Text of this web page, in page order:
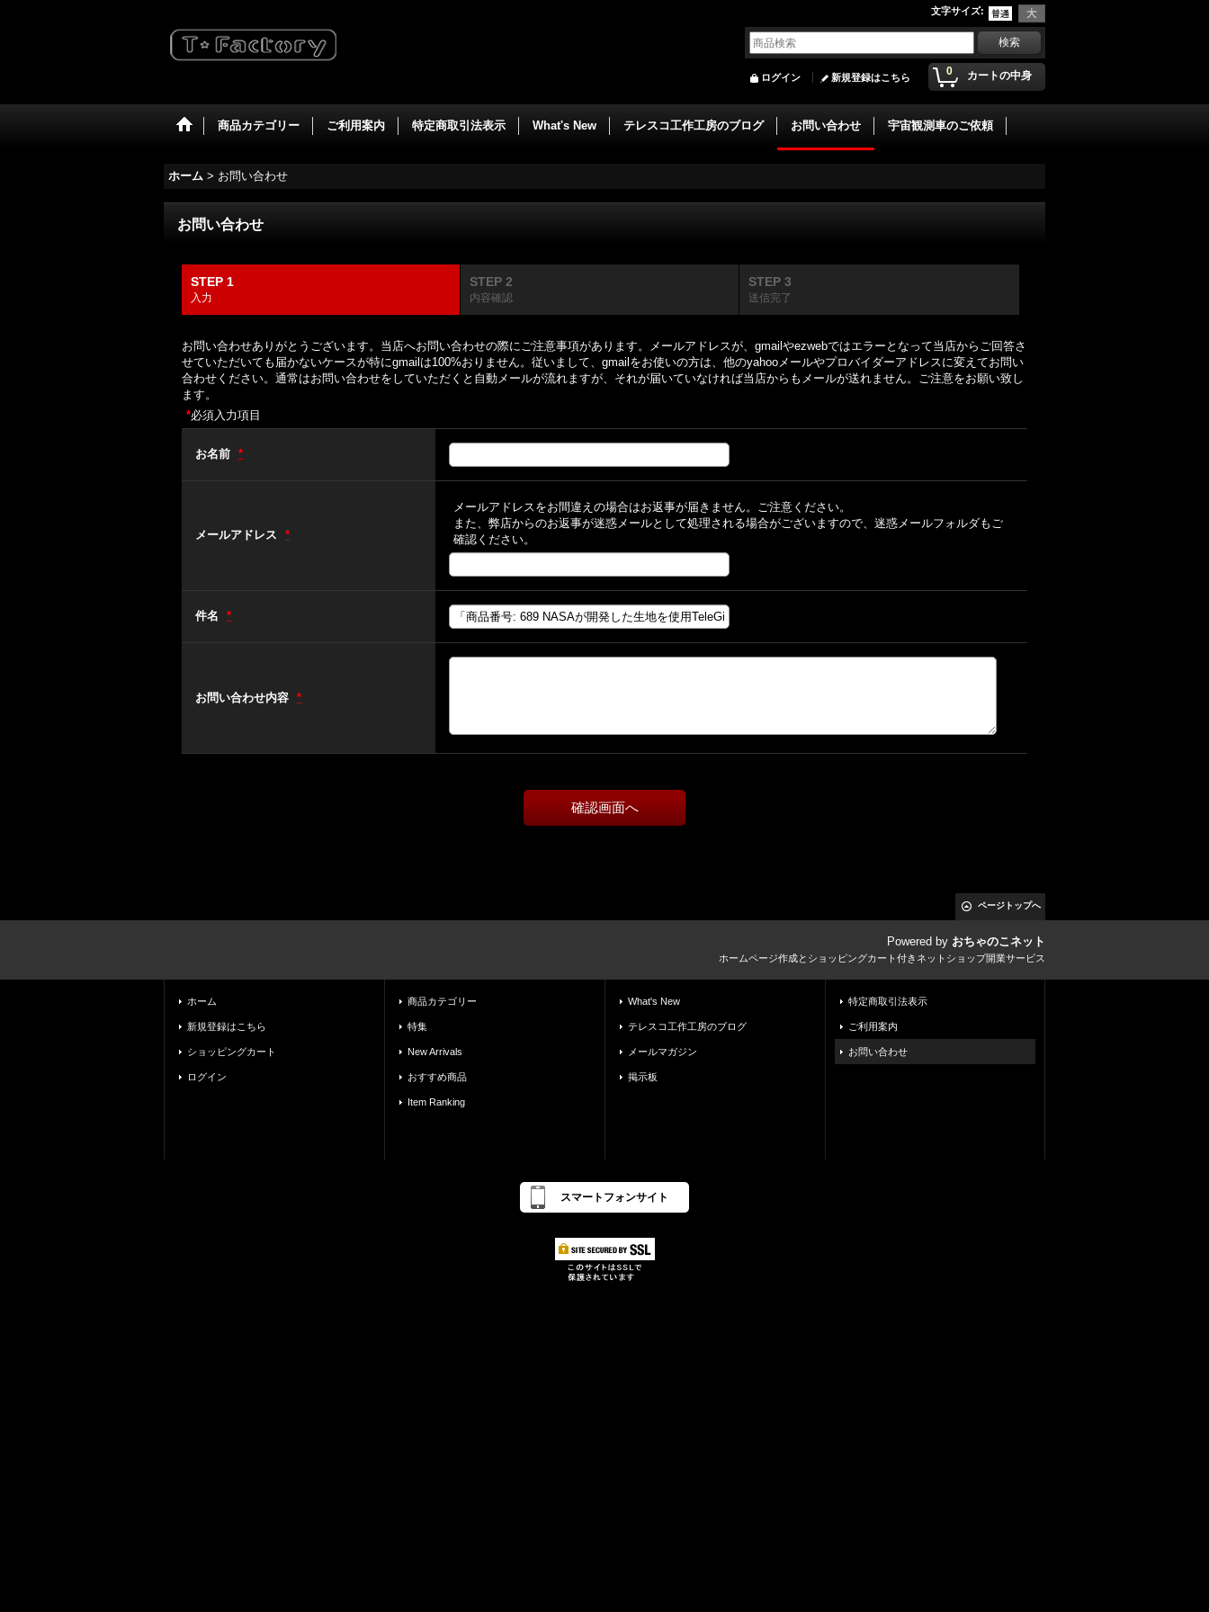
文字サイズ:
0 カートの中身
ログイン 新規登録はこちら
商品カテゴリー ご利用案内 特定商取引法表示 What's New テレスコ工作工房のブログ お問い合わせ 宇宙観測車のご依頼
ホーム > お問い合わせ
お問い合わせ
STEP 1
入力
STEP 2
内容確認
STEP 3
送信完了
お問い合わせありがとうございます。当店へお問い合わせの際にご注意事項があります。メールアドレスが、gmailやezwebではエラーとなって当店からご回答さ
せていただいても届かないケースが特にgmailは100%おりません。従いまして、gmailをお使いの方は、他のyahooメールやプロバイダーアドレスに変えてお問い
合わせください。通常はお問い合わせをしていただくと自動メールが流れますが、それが届いていなければ当店からもメールが送れません。ご注意をお願い致し
ます。
*必須入力項目
お名前 *
メールアドレス *
メールアドレスをお間違えの場合はお返事が届きません。ご注意ください。
また、弊店からのお返事が迷惑メールとして処理される場合がございますので、迷惑メールフォルダもご
確認ください。
件名 *
お問い合わせ内容 *
ページトップへ
Powered by おちゃのこネット
ホームページ作成とショッピングカート付きネットショップ開業サービス
ホーム
新規登録はこちら
ショッピングカート
ログイン
商品カテゴリー
特集
New Arrivals
おすすめ商品
Item Ranking
What's New
テレスコ工作工房のブログ
メールマガジン
掲示板
特定商取引法表示
ご利用案内
お問い合わせ
スマートフォンサイト